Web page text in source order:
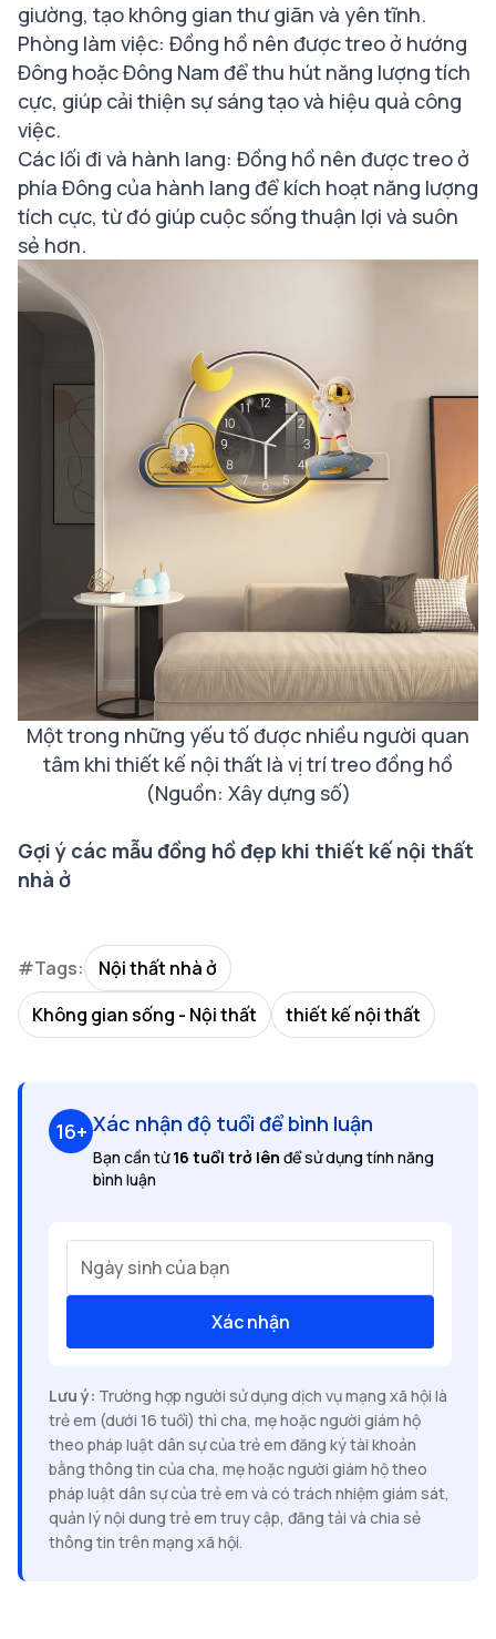
giường, tạo không gian thư giãn và yên tĩnh.
Phòng làm việc: Đồng hồ nên được treo ở hướng
Đông hoặc Đông Nam để thu hút năng lượng tích
cực, giúp cải thiện sự sáng tạo và hiệu quả công
việc.
Các lối đi và hành lang: Đồng hồ nên được treo ở
phía Đông của hành lang để kích hoạt năng lượng
tích cực, từ đó giúp cuộc sống thuận lợi và suôn
sẻ hơn.
Một trong những yếu tố được nhiều người quan
tâm khi thiết kế nội thất là vị trí treo đồng hồ
(Nguồn: Xây dựng số)
Gợi ý các mẫu đồng hồ đẹp khi thiết kế nội thất
nhà ở
#Tags:
Nội thất nhà ở
Không gian sống - Nội thất
thiết kế nội thất
16+ Xác nhận độ tuổi để bình luận
Bạn cần từ16 tuổi trở lên để sử dụng tính năng
bình luận
Ngày sinh của bạn
Xác nhận
Lưu ý: Trường hợp người sử dụng dịch vụ mạng xã hội là
trẻ em (dưới 16 tuổi) thì cha, mẹ hoặc người giám hộ
theo pháp luật dân sự của trẻ em đăng ký tài khoản
bằng thông tin của cha, mẹ hoặc người giám hộ theo
pháp luật dân sự của trẻ em và có trách nhiệm giám sát,
quản lý nội dung trẻ em truy cập, đăng tải và chia sẻ
thông tin trên mạng xã hội.